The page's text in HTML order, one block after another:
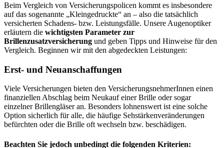
Beim Vergleich von Versicherungspolicen kommt es insbesondere
auf das sogenannte „Kleingedruckte“ an – also die tatsächlich
versicherten Schadens- bzw. Leistungsfälle. Unsere Augenoptiker
erläutern die wichtigsten Parameter zur
Brillenzusatzversicherung und geben Tipps und Hinweise für den
Vergleich. Beginnen wir mit den abgedeckten Leistungen:
Erst- und Neuanschaffungen
Viele Versicherungen bieten den VersicherungsnehmerInnen einen
finanziellen Abschlag beim Neukauf einer Brille oder sogar
einzelner Brillengläser an. Besonders lohnenswert ist eine solche
Option sicherlich für alle, die häufige Sehstärkenveränderungen
befürchten oder die Brille oft wechseln bzw. beschädigen.
Beachten Sie jedoch unbedingt die folgenden Kriterien: